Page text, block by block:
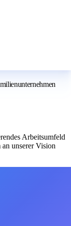
Arbeitsumfeld
unserer Vision